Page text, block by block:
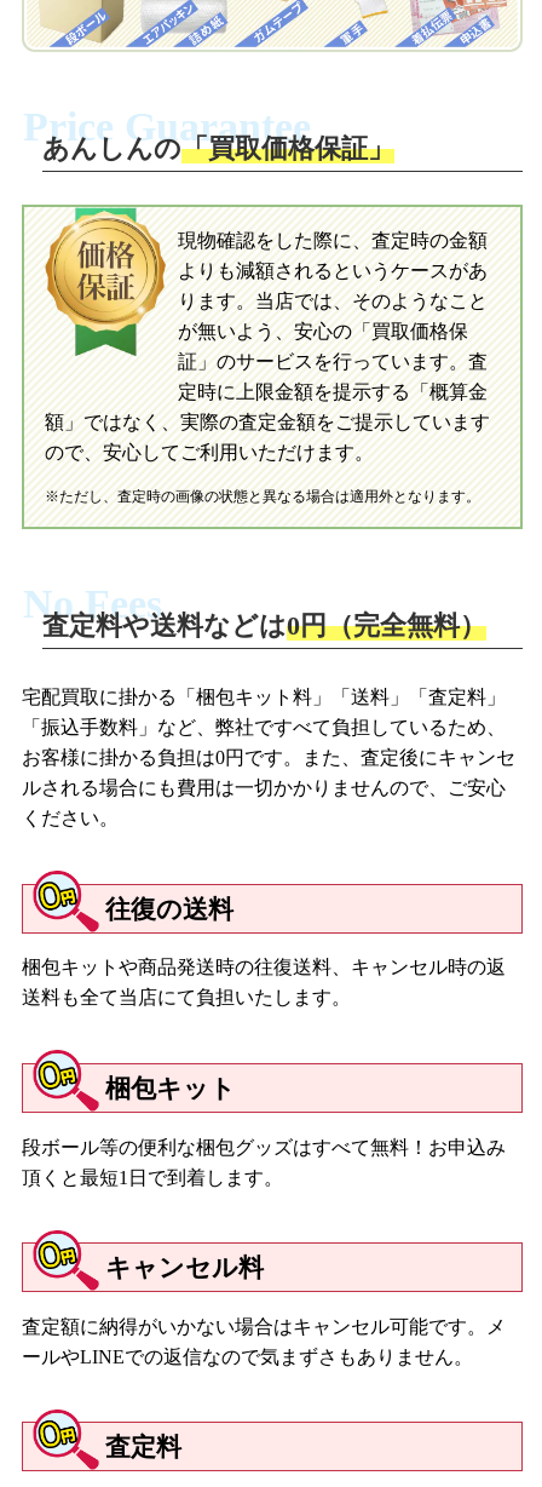
梱包キットに同封する発送ガイドの手順
送。当店へ無料で発送いただけます。
入金完了
当店に査定したおもちゃがご到着後、ご
指定の口座に即日入金可能です。
買取の流れ 写真の撮影方法
自宅でおもちゃを発送・梱包
ださい。お電話にて集荷依頼を行い発
送。当店へ無料で発送いただけます。
当店に査定したおもちゃがご到着後、ご
指定の口座に即日入金可能です。
初めての方へ LINE査定の流れ 写真の撮影方法
Price Guarantee
あんしんの「買取価格保証」
現物確認をした際に、査定時の金額
よりも減額されるというケースがあ
ります。当店では、そのようなこと
が無いよう、安心の「買取価格保
証」のサービスを行っています。査
定時に上限金額を提示する「概算金
額」ではなく、実際の査定金額をご提示しています
ので、安心してご利用いただけます。
※ただし、査定時の画像の状態と異なる場合は適用外となります。
No Fees
査定料や送料などは0円（完全無料）
宅配買取に掛かる「梱包キット料」「送料」「査定料」
「振込手数料」など、弊社ですべて負担しているため、
お客様に掛かる負担は0円です。また、査定後にキャンセ
ルされる場合にも費用は一切かかりませんので、ご安心
ください。
往復の送料
梱包キットや商品発送時の往復送料、キャンセル時の返
送料も全て当店にて負担いたします。
梱包キット
段ボール等の便利な梱包グッズはすべて無料！お申込み
頂くと最短1日で到着します。
キャンセル料
査定額に納得がいかない場合はキャンセル可能です。メ
ールやLINEでの返信なので気まずさもありません。
査定料